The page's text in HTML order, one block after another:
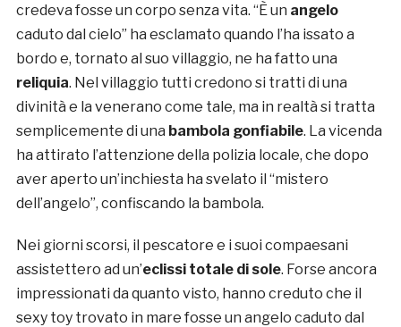
credeva fosse un corpo senza vita. “È un angelo
caduto dal cielo” ha esclamato quando l’ha issato a
bordo e, tornato al suo villaggio, ne ha fatto una
reliquia. Nel villaggio tutti credono si tratti di una
divinità e la venerano come tale, ma in realtà si tratta
semplicemente di una bambola gonfiabile. La vicenda
ha attirato l’attenzione della polizia locale, che dopo
aver aperto un’inchiesta ha svelato il “mistero
dell’angelo”, confiscando la bambola.
Nei giorni scorsi, il pescatore e i suoi compaesani
assistettero ad un’eclissi totale di sole. Forse ancora
impressionati da quanto visto, hanno creduto che il
sexy toy trovato in mare fosse un angelo caduto dal